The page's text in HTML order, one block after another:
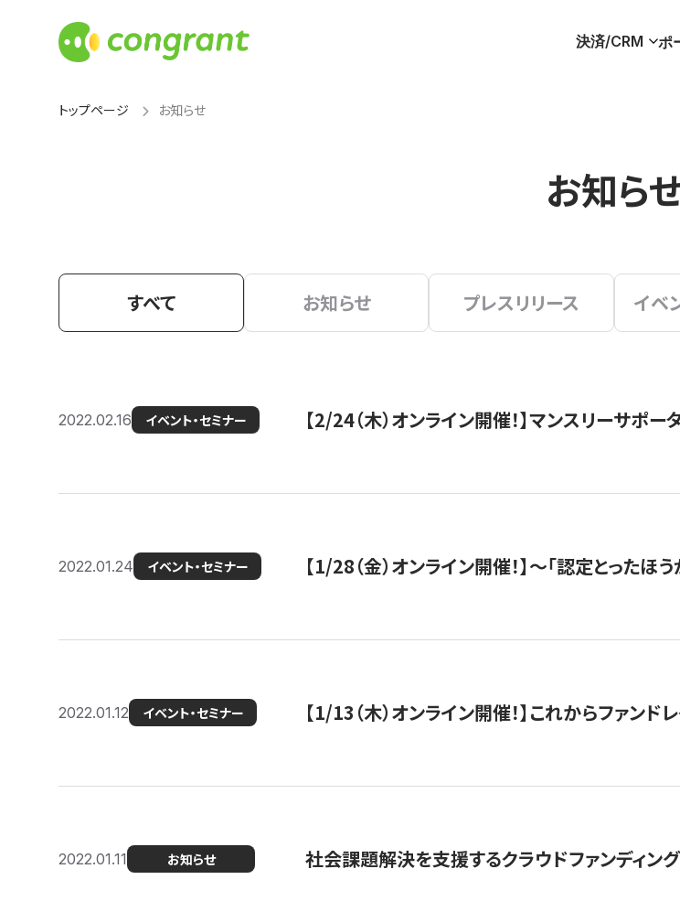
決済/CRM ポ
トップページ お知らせ
お知ら
すべて お知らせ プレスリリース イベ
2022.02.16 イベント・セミナー 【2/24（木）オンライン開催！】マンスリーサ
2022.01.24 イベント・セミナー 【1/28（金）オンライン開催！】〜「認定とった
2022.01.12 イベント・セミナー 【1/13（木）オンライン開催！】これからファン
2022.01.11 お知らせ 社会課題解決を支援するクラウドファンディ